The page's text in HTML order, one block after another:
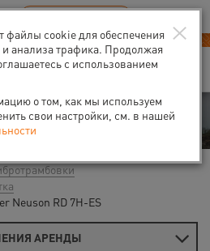
RU EN
Neuson RD 7H-ES
АРЕНДЫ
×
файлы cookie для обеспечения
и анализа трафика. Продолжая
с использованием
о том, как мы используем
свои настройки, см. в нашей